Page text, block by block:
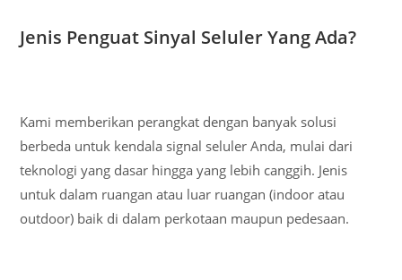
Jenis Penguat Sinyal Seluler Yang Ada?
Kami memberikan perangkat dengan banyak solusi
berbeda untuk kendala signal seluler Anda, mulai dari
teknologi yang dasar hingga yang lebih canggih. Jenis
untuk dalam ruangan atau luar ruangan (indoor atau
outdoor) baik di dalam perkotaan maupun pedesaan.